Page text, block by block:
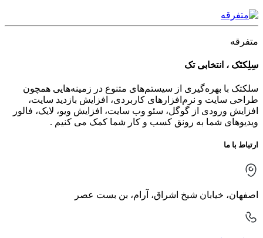
متفرقه
سِلِکتَک ، انتخابی تک
سلکتک با بهره‌گیری از سیستم‌های متنوع در زمینه‌هایی همچون
طراحی سایت و نرم‌افزارهای کاربردی، افزایش بازدید سایت،
افزایش ورودی از گوگل، سئو وب سایت، افزایش ویو، لایک، فالور
ویدیوهای شما به رونق کسب و کار شما کمک می کنیم .
ارتباط با ما
اصفهان، خیابان شیخ اشراق، آرام، بن بست عصر